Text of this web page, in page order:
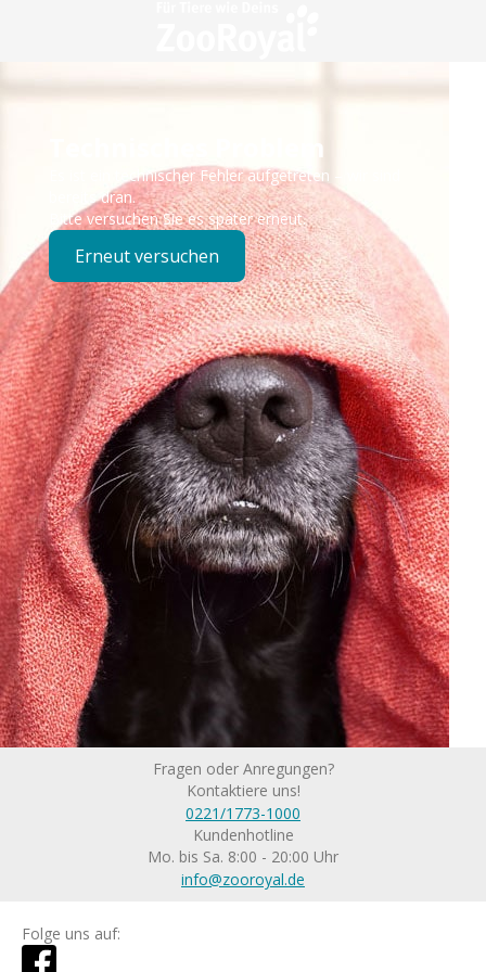
Technisches Problem
Es ist ein technischer Fehler aufgetreten – wir sind
bereits dran.
Bitte versuchen Sie es später erneut.
Erneut versuchen
Fragen oder Anregungen?
Kontaktiere uns!
0221/1773-1000
Kundenhotline
Mo. bis Sa. 8:00 - 20:00 Uhr
info@zooroyal.de
Folge uns auf: